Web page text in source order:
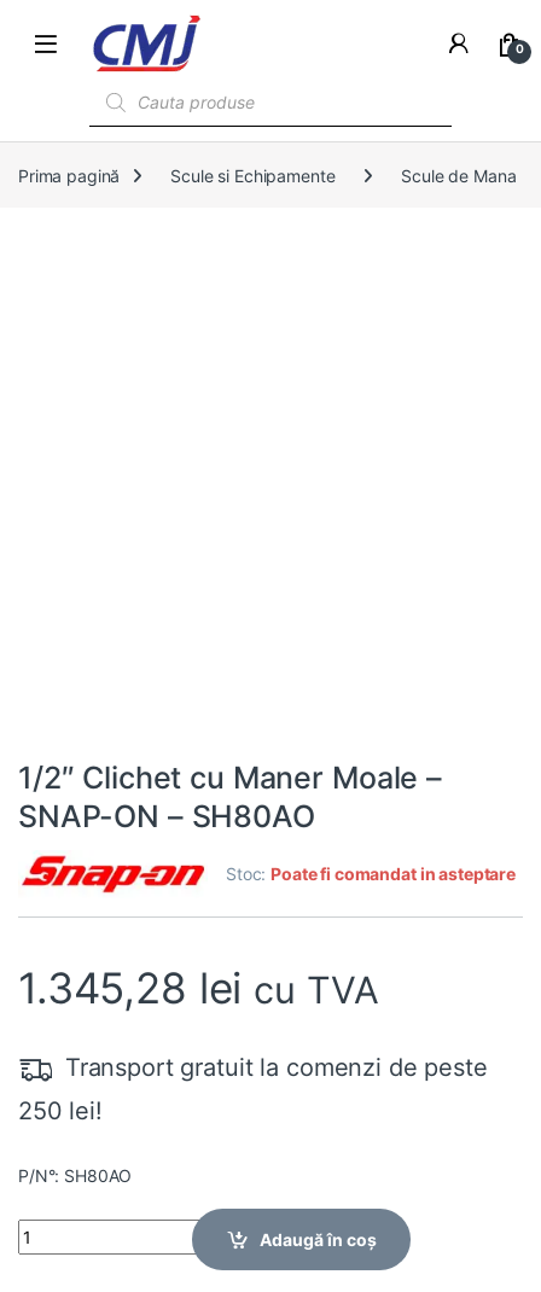
0
Prima pagină Scule si Echipamente Scule de Mana
1/2″ Clichet cu Maner Moale –
SNAP-ON – SH80AO
Stoc: Poate fi comandat in asteptare
1.345,28 lei cu TVA
Transport gratuit la comenzi de peste
250 lei!
P/N°: SH80AO
Quantity
Adaugă în coș